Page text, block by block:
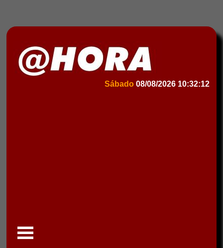
Sábado 08/08/2026 10:32:12